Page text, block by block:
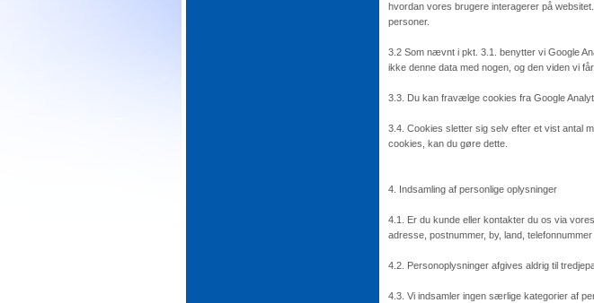
hvordan vores brugere interagerer på
personer.
3.2 Som nævnt i pkt. 3.1. benytter vi Google
ikke denne data med nogen, og den viden vi
3.3. Du kan fravælge cookies fra Google
3.4. Cookies sletter sig selv efter et vist antal
cookies, kan du gøre dette.
4. Indsamling af personlige oplysninger
4.1. Er du kunde eller kontakter du os via
adresse, postnummer, by, land,
4.2. Personoplysninger afgives aldrig til
4.3. Vi indsamler ingen særlige kategorier af